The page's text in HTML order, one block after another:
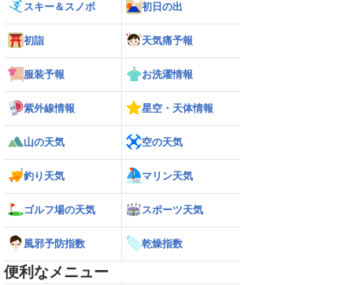
】台風の影響に要
の心配も
【ゲリラ雷雨】長野県で1時間に約
100mmの猛烈な雨／気象防災速報・記
録的短時間大雨
スキー＆スノボ 初日の出
初詣 天気痛予報
服装予報 お洗濯情報
紫外線情報 星空・天体情報
山の天気 空の天気
釣り天気 マリン天気
ゴルフ場の天気 スポーツ天気
風邪予防指数 乾燥指数
便利なメニュー